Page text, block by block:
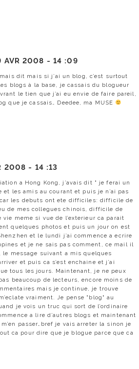
AVR 2008 - 14 :09
dit mais si j’ai un blog, c’est surtout
blogs à la base, je cassais du blogueur
le tien que j’ai eu envie de faire pareil,
que je cassais… Deedee, ma MUSE
2008 - 14 :13
a Hong Kong, j’avais dit " je ferai un
les amis au courant et puis je n’ai pas
les debuts ont ete difficiles: difficile de
de mes collegues chinois, difficile de
vie meme si vue de l’exterieur ca parait
quelques photos et puis un jour on est
et le lundi j’ai commence a ecrire
et je ne sais pas comment, ce mail il
le message suivant a mis quelques
et puis ca s’est enchaine et j’ai
tous les jours. Maintenant, je ne peux
beaucoup de lecteurs, encore moins de
mais je continue, je trouve
vraiment. Je pense "blog" au
je vois un truc qui sort de l’ordinaire
a lire d’autres blogs et maintenant
passer…bref je vais arreter la sinon je
ca pour dire que je blogue parce que ca